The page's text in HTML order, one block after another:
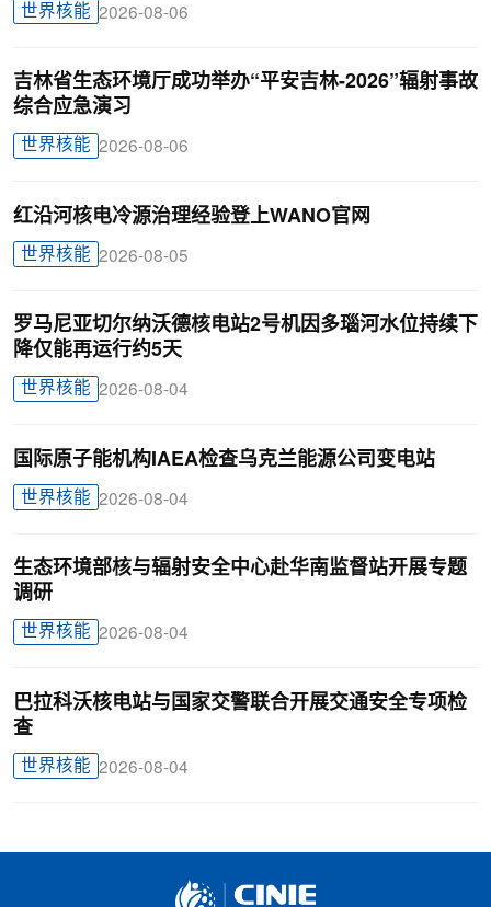
世界核能 2026-08-06
吉林省生态环境厅成功举办“平安吉林-2026”辐射事故
综合应急演习
世界核能 2026-08-06
红沿河核电冷源治理经验登上WANO官网
世界核能 2026-08-05
罗马尼亚切尔纳沃德核电站2号机因多瑙河水位持续下
降仅能再运行约5天
世界核能 2026-08-04
国际原子能机构IAEA检查乌克兰能源公司变电站
世界核能 2026-08-04
生态环境部核与辐射安全中心赴华南监督站开展专题
调研
世界核能 2026-08-04
巴拉科沃核电站与国家交警联合开展交通安全专项检
查
世界核能 2026-08-04